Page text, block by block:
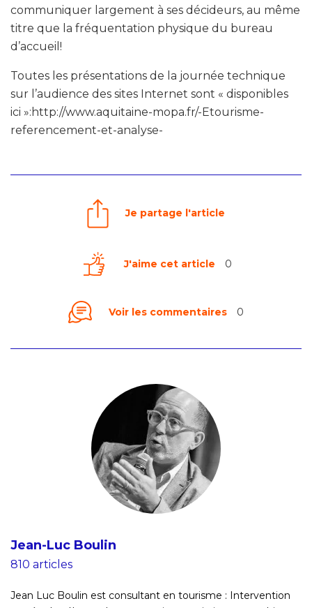
communiquer largement à ses décideurs, au même
titre que la fréquentation physique du bureau
d’accueil!
Toutes les présentations de la journée technique
sur l’audience des sites Internet sont « disponibles
ici »:http://www.aquitaine-mopa.fr/-Etourisme-
referencement-et-analyse-
Je partage l'article
J'aime cet article 0
Voir les commentaires 0
Jean-Luc Boulin
810 articles
Jean Luc Boulin est consultant en tourisme : Intervention